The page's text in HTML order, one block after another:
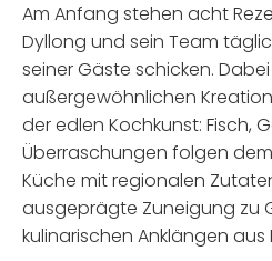
Am Anfang stehen acht
Dyllong und sein Team
seiner Gäste schicken.
außergewöhnlichen
der edlen Kochkunst: Fisch,
Überraschungen folgen
Küche mit regionalen
ausgeprägte Zuneigung zu
kulinarischen Anklängen aus